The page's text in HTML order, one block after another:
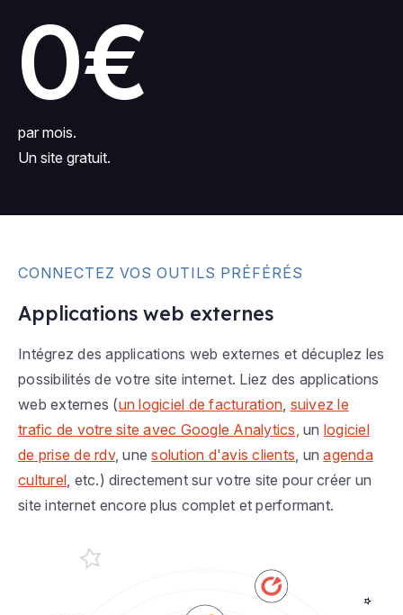
0€
par mois.
Un site gratuit.
CONNECTEZ VOS OUTILS PRÉFÉRÉS
Applications web externes
Intégrez des applications web externes et décuplez les
possibilités de votre site internet. Liez des applications
web externes (un logiciel de facturation, suivez le
trafic de votre site avec Google Analytics, un logiciel
de prise de rdv, unesolution d'avis clients, unagenda
culturel, etc.) directement sur votre site pour créer un
site internet encore plus complet et performant.